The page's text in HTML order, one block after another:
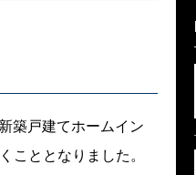
築戸建てホームイン
こととなりました。